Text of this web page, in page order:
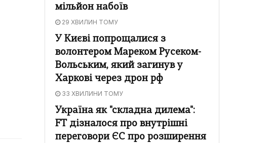
мільйон набоїв
29 ХВИЛИН ТОМУ
У Києві попрощалися з
волонтером Мареком Русеком-
Вольським, який загинув у
Харкові через дрон рф
33 ХВИЛИНИ ТОМУ
Україна як "складна дилема":
FT дізналося про внутрішні
переговори ЄС про розширення